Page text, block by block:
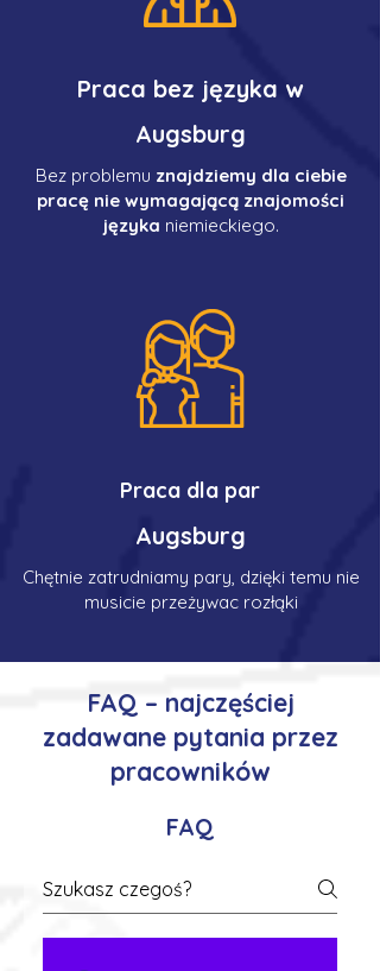
Praca bez języka w
Augsburg
Bez problemu znajdziemy dla ciebie
pracę nie wymagającą znajomości
języka niemieckiego.
Praca dla par
Augsburg
Chętnie zatrudniamy pary, dzięki temu nie
musicie przeżywac rozłąki
FAQ – najczęściej
zadawane pytania przez
pracowników
FAQ